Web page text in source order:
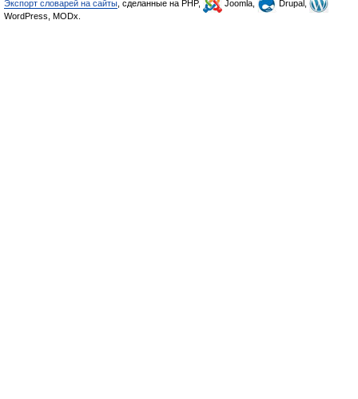
Экспорт словарей на сайты , сделанные на PHP, Joomla,
Drupal,
WordPress, MODx.